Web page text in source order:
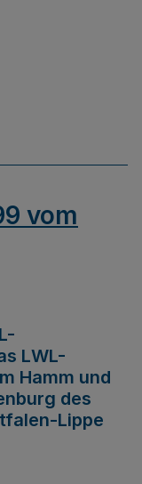
vom
LWL-
Hamm und
des
Lippe